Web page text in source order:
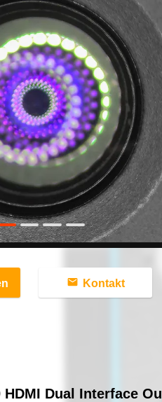
Kontakt
Dual Interface